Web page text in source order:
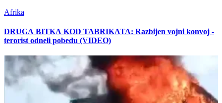
Afrika
DRUGA BITKA KOD TABRIKATA: Razbijen vojni konvoj -
terorist odneli pobedu (VIDEO)